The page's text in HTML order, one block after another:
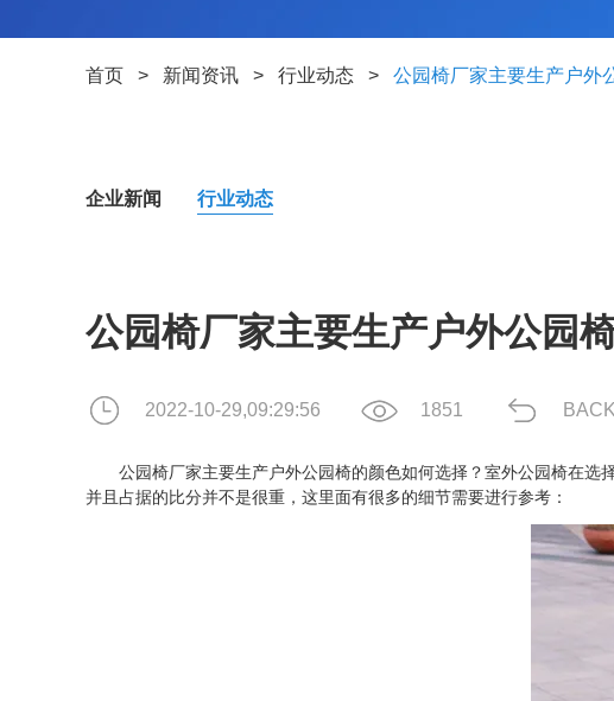
首页 > 新闻资讯 > 行业动态 > 公园椅厂家主要生产户外
企业新闻 行业动态
公园椅厂家主要生产户外公园
2022-10-29,09:29:56 1851 BACK
公园椅厂家主要生产户外公园椅的颜色如何选择？室外公园椅在选
并且占据的比分并不是很重，这里面有很多的细节需要进行参考：